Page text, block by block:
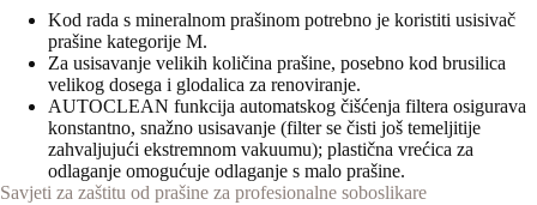
Kod rada s mineralnom prašinom potrebno je koristiti usisivač
prašine kategorije M.
Za usisavanje velikih količina prašine, posebno kod brusilica
velikog dosega i glodalica za renoviranje.
AUTOCLEAN funkcija automatskog čišćenja filtera osigurava
konstantno, snažno usisavanje (filter se čisti još temeljitije
zahvaljujući ekstremnom vakuumu); plastična vrećica za
odlaganje omogućuje odlaganje s malo prašine.
Savjeti za zaštitu od prašine za profesionalne soboslikare